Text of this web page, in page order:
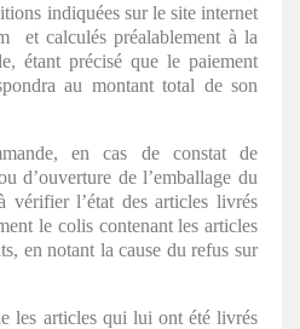
indiquées sur le site internet
et calculés préalablement à la
étant précisé que le paiement
au montant total de son
en cas de constat de
d’ouverture de l’emballage du
l’état des articles livrés
le colis contenant les articles
en notant la cause du refus sur
les articles qui lui ont été livrés